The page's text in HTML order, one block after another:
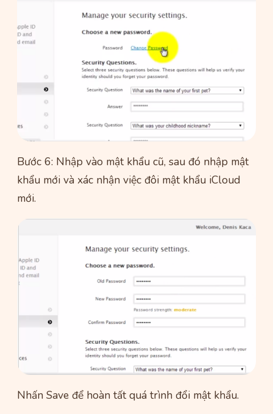
Bước 6: Nhập vào mật khẩu cũ, sau đó nhập mật
khẩu mới và xác nhận việc đôi mật khẩu iCloud
mới.
Nhấn Save để hoàn tất quá trình đổi mật khẩu.